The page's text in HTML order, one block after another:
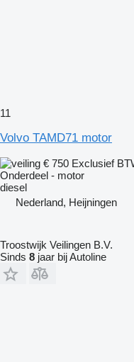
11
Volvo TAMD71 motor
€ 750 Exclusief
Onderdeel - motor
diesel
Nederland, Heijningen
Troostwijk Veilingen B.V.
Sinds 8 jaar bij Autoline